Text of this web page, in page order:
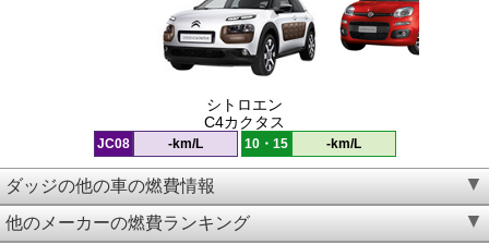
シトロエン
C4カクタス
JC08 -km/L 10・15 -km/L
ダッジの他の車の燃費情報
他のメーカーの燃費ランキング